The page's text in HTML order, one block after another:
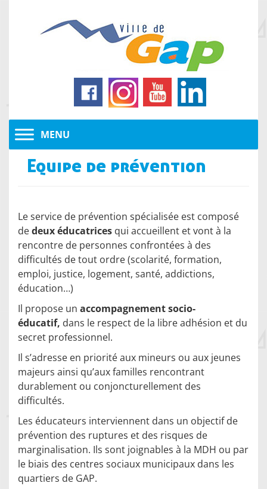
Equipe de prévention
Le service de prévention spécialisée est composé
dedeux éducatrices qui accueillent et vont à la
rencontre de personnes confrontées à des
difficultés de tout ordre (scolarité, formation,
emploi, justice, logement, santé, addictions,
éducation…)
Il propose un accompagnement socio-
éducatif, dans le respect de la libre adhésion et du
secret professionnel.
Il s’adresse en priorité aux mineurs ou aux jeunes
majeurs ainsi qu’aux familles rencontrant
durablement ou conjoncturellement des
difficultés.
Les éducateurs interviennent dans un objectif de
prévention des ruptures et des risques de
marginalisation. Ils sont joignables à la MDH ou par
le biais des centres sociaux municipaux dans les
quartiers de GAP.